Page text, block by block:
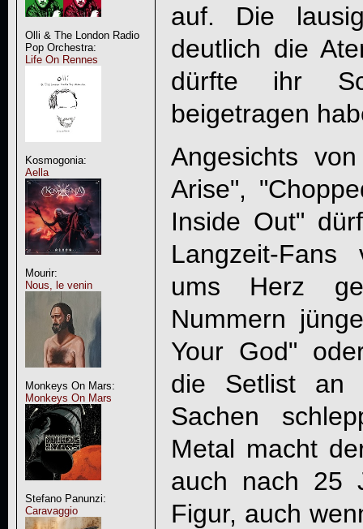
Olli & The London Radio
Pop Orchestra:
Life On Rennes
Kosmogonia:
Aella
Mourir:
Nous, le venin
Monkeys On Mars:
Monkeys On Mars
Stefano Panunzi:
Caravaggio
auf. Die
deutlich die
dürfte ihr
beigetragen
Angesichts
Arise",
Inside Out"
Langzeit-
ums Herz
Nummern
Your God"
die Setlist an
Sachen
Metal macht
auch nach 25
Figur, auch